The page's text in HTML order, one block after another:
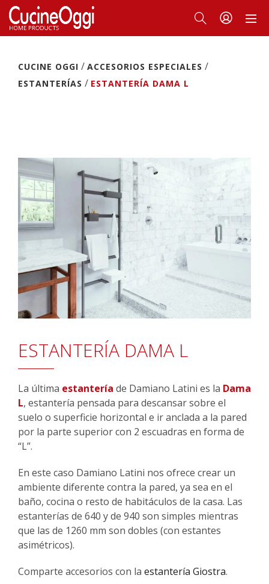
CUCINE OGGI / ACCESORIOS ESPECIALES /
ESTANTERÍAS / ESTANTERÍA DAMA L
ESTANTERÍA DAMA L
La última estantería de Damiano Latini es la Dama
L, estantería pensada para descansar sobre el
suelo o superficie horizontal e ir anclada a la pared
por la parte superior con 2 escuadras en forma de
“L”.
En este caso Damiano Latini nos ofrece crear un
ambiente diferente contra la pared, ya sea en el
baño, cocina o resto de habitáculos de la casa. Las
estanterías de 640 y de 940 son simples mientras
que las de 1260 mm son dobles (con estantes
asimétricos).
Comparte accesorios con la estantería Giostra.